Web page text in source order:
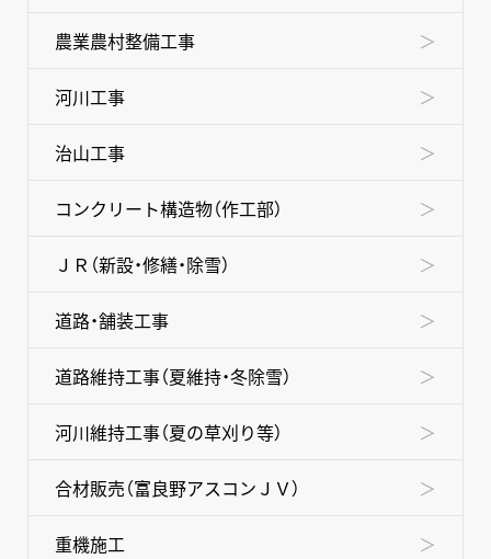
農業農村整備工事
河川工事
治山工事
コンクリート構造物（作工部）
ＪＲ（新設・修繕・除雪）
道路・舗装工事
道路維持工事（夏維持・冬除雪）
河川維持工事（夏の草刈り等）
合材販売（富良野アスコンＪＶ）
重機施工